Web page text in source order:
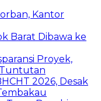
Kantor
Barat Dibawa ke
Proyek,
Tuntutan
2026, Desak